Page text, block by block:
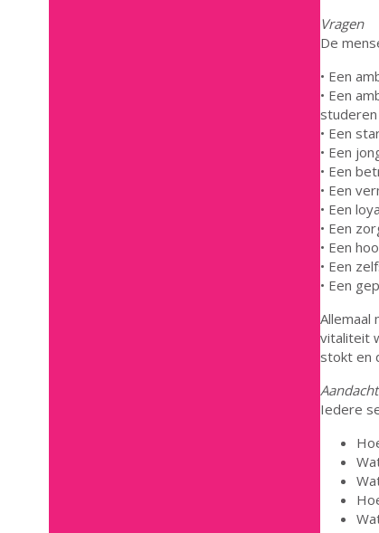
Vragen
De
• Een
• Een
• Een
• Een
• Een
• Een
• Een
• Een
• Een
• Een
• Een
Allemaal
vitaliteit
stokt en
Aandacht
Iedere